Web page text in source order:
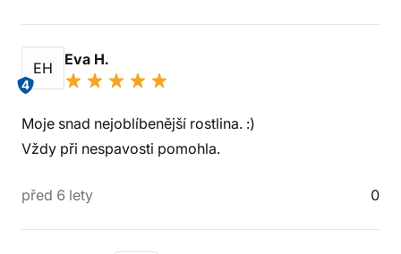
EH
4
Eva H.
Moje snad nejoblíbenější rostlina. :)
Vždy při nespavosti pomohla.
před 6 lety 0